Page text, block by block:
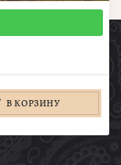
В КОРЗИНУ